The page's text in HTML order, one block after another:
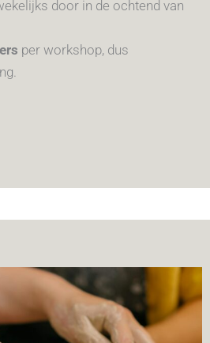
door in de ochtend van
per workshop, dus